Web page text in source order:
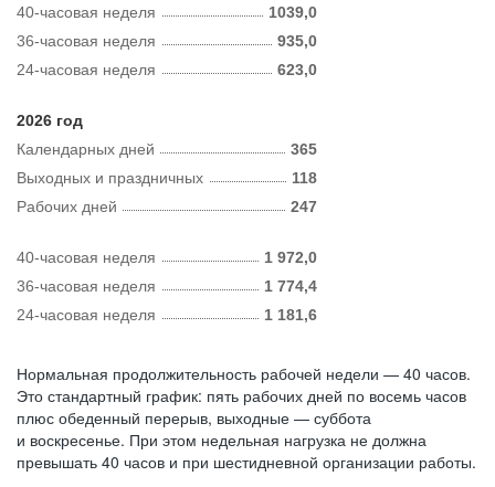
40-часовая неделя
1039,0
36-часовая неделя
935,0
24-часовая неделя
623,0
2026 год
Календарных дней
365
Рабочих дней 247
Выходных и праздничных 118
40-часовая неделя
1 972,0
36-часовая неделя
1 774,4
24-часовая неделя
1 181,6
Нормальная продолжительность рабочей недели — 40 часов.
Это стандартный график: пять рабочих дней по восемь часов
плюс обеденный перерыв, выходные — суббота
и воскресенье. При этом недельная нагрузка не должна
превышать 40 часов и при шестидневной организации работы.